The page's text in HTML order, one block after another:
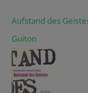
Aufstand des
Guiton